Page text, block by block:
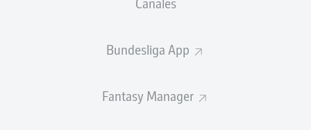
Bundesliga App
Fantasy Manager